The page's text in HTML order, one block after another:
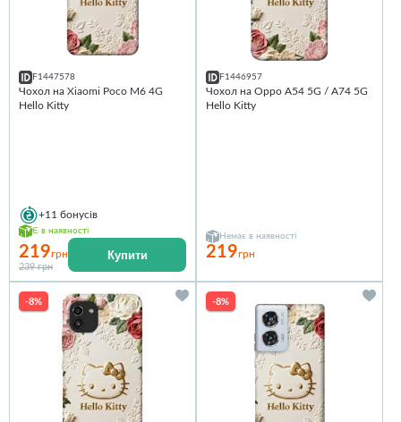
F1447578
Чохол на Xiaomi Poco M6 4G
Hello Kitty
+11 бонусів
Є в наявності
219грн
239 грн
Купити
F1446957
Чохол на Oppo A54 5G / A74 5G
Hello Kitty
Немає в наявності
219грн
-8% -8%